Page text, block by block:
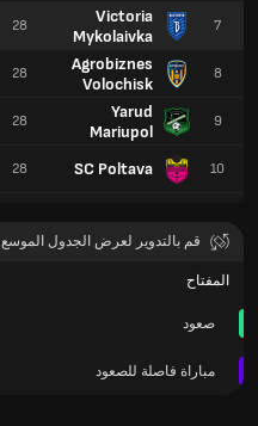
7
Victoria
Mykolaivka
8
Agrobiznes
Volochisk
9
Yarud
Mariupol
10
SC Poltava
28
28
28
28
قم بالتدوير لعرض الجدول الموسع
المفتاح
صعود
مباراة فاصلة للصعود